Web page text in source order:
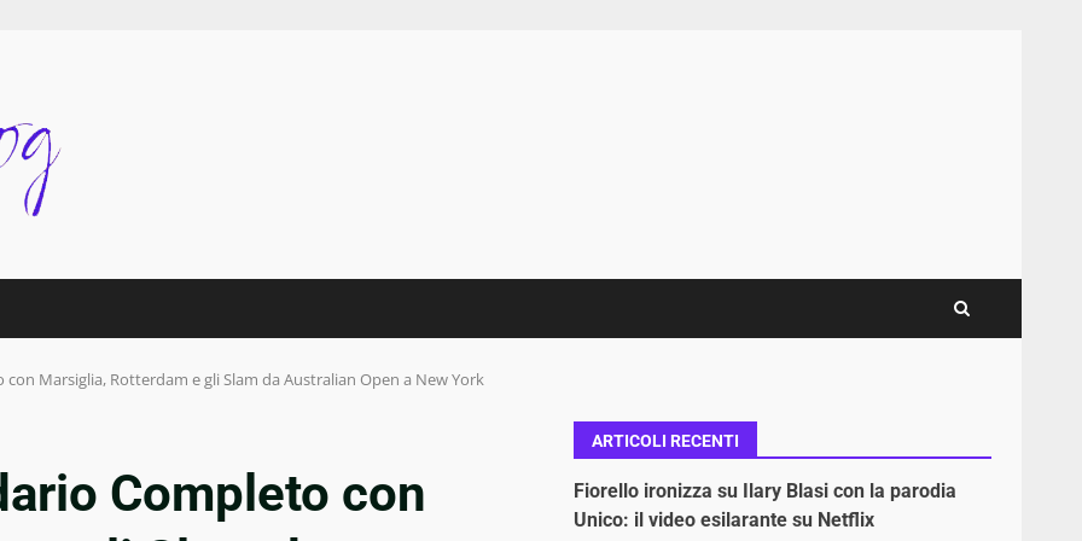
Marsiglia, Rotterdam e gli Slam da Australian Open a New York
Completo con
ARTICOLI RECENTI
Fiorello ironizza su Ilary Blasi con la parodia
Unico: il video esilarante su Netflix